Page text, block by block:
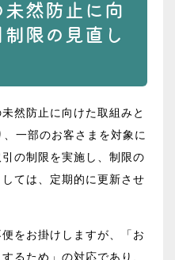
然防止に向
限の見直し
然防止に向けた取組みと
一部のお客さまを対象に
の制限を実施し、制限の
ては、定期的に更新させ
をお掛けしますが、「お
るため」の対応であり、